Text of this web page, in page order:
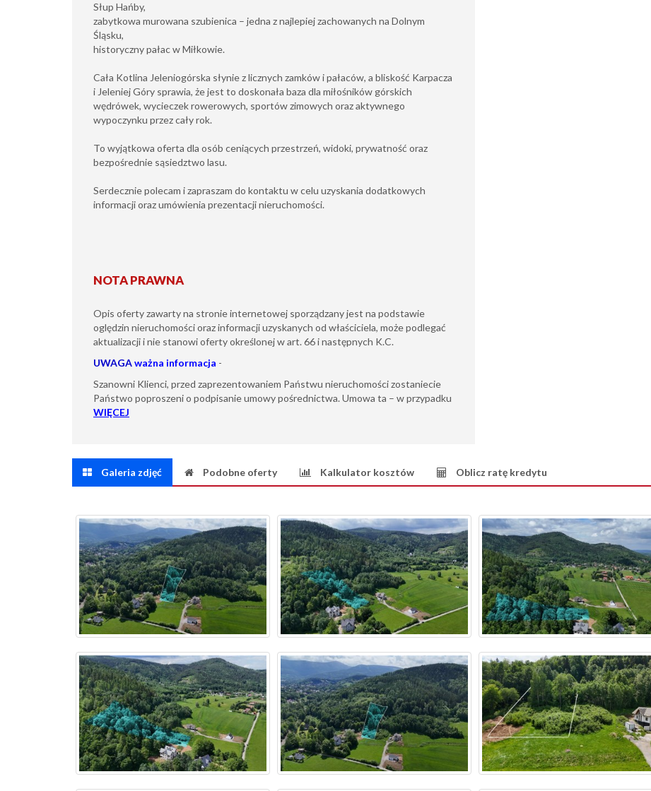
Słup Hańby,
zabytkowa murowana szubienica – jedna z najlepiej zachowanych na Dolnym
Śląsku,
historyczny pałac w Miłkowie.
Cała Kotlina Jeleniogórska słynie z licznych zamków i pałaców, a bliskość Karpacza
i Jeleniej Góry sprawia, że jest to doskonała baza dla miłośników górskich
wędrówek, wycieczek rowerowych, sportów zimowych oraz aktywnego
wypoczynku przez cały rok.
To wyjątkowa oferta dla osób ceniących przestrzeń, widoki, prywatność oraz
bezpośrednie sąsiedztwo lasu.
Serdecznie polecam i zapraszam do kontaktu w celu uzyskania dodatkowych
informacji oraz umówienia prezentacji nieruchomości.
NOTA PRAWNA
Opis oferty zawarty na stronie internetowej sporządzany jest na podstawie
oględzin nieruchomości oraz informacji uzyskanych od właściciela, może podlegać
aktualizacji i nie stanowi oferty określonej w art. 66 i następnych K.C.
UWAGAważna informacja -
Szanowni Klienci, przed zaprezentowaniem Państwu nieruchomości zostaniecie
Państwo poproszeni o podpisanie umowy pośrednictwa. Umowa ta – w przypadku
WIĘCEJ
Galeria zdjęć Podobne oferty Kalkulator kosztów Oblicz ratę kredytu